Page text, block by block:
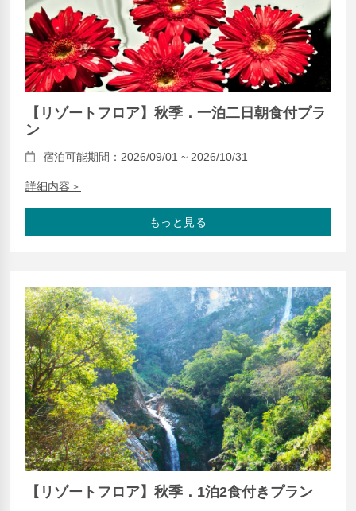
【リゾートフロア】秋季．一泊二日朝食付プラ
ン
宿泊可能期間：2026/09/01 ~ 2026/10/31
詳細内容＞
もっと見る
【リゾートフロア】秋季．1泊2食付きプラン